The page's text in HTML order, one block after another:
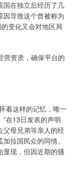
国在独立后经历了几
因导致这个曾被称为
变化又会对地区局
营资质，确保平台的
着这样的记忆，唯一
在13日发表的声明
父母兄弟等亲人的经
拉国民众的同情。
显现，但因近期的骚